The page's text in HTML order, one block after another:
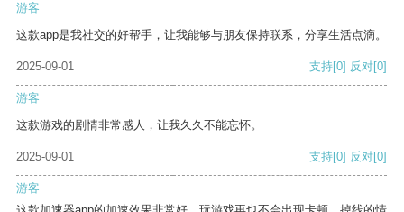
游客
这款app是我社交的好帮手，让我能够与朋友保持联系，分享生活点滴。
2025-09-01 支持[0] 反对[0]
游客
这款游戏的剧情非常感人，让我久久不能忘怀。
2025-09-01 支持[0] 反对[0]
游客